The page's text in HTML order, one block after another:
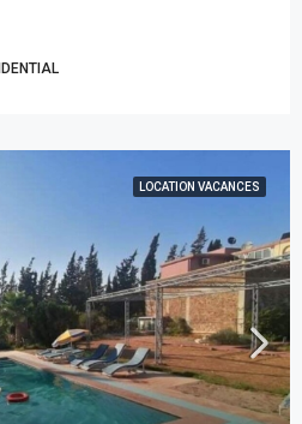
LOCATION VACANCES